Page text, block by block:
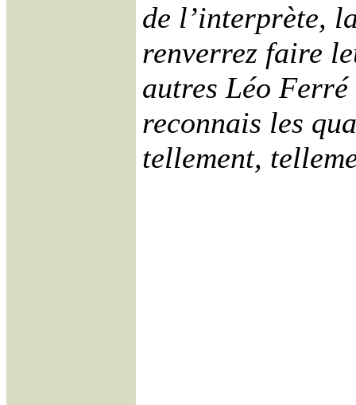
de l’interprète,
renverrez faire
autres Léo
reconnais les
tellement,